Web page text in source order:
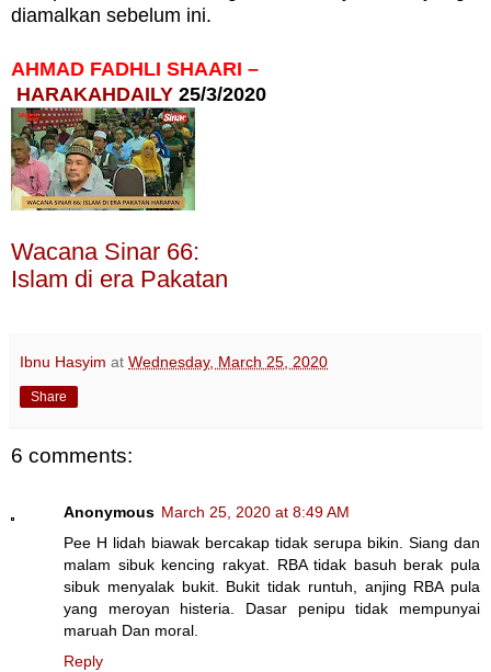
diamalkan sebelum ini.
AHMAD FADHLI SHAARI –
HARAKAHDAILY 25/3/2020
Wacana Sinar 66:
Islam di era Pakatan
Ibnu Hasyim at Wednesday, March 25, 2020
Share
6 comments:
Anonymous March 25, 2020 at 8:49 AM
Pee H lidah biawak bercakap tidak serupa bikin. Siang dan
malam sibuk kencing rakyat. RBA tidak basuh berak pula
sibuk menyalak bukit. Bukit tidak runtuh, anjing RBA pula
yang meroyan histeria. Dasar penipu tidak mempunyai
maruah Dan moral.
Reply